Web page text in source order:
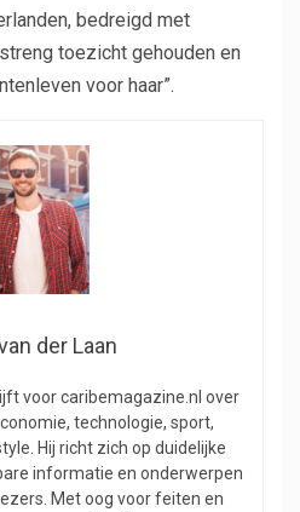
bedreigd met
toezicht gehouden en
voor haar”.
der Laan
voor caribemagazine.nl over
technologie, sport,
Hij richt zich op duidelijke
informatie en onderwerpen
Met oog voor feiten en